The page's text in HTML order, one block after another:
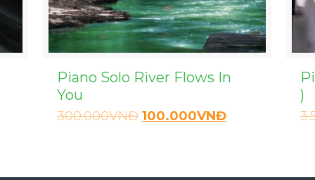
Piano Solo River Flows In
You
300.000VNĐ 100.000VNĐ
)